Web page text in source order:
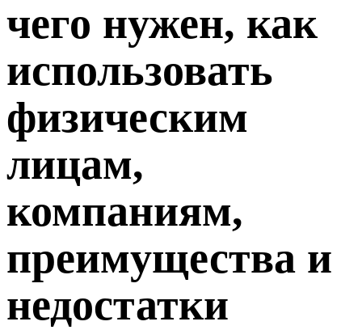
чего нужен, как
использовать
физическим
лицам,
компаниям,
преимущества и
недостатки